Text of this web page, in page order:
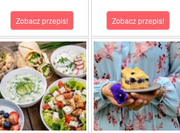
Zobacz przepis! Zobacz przepis!